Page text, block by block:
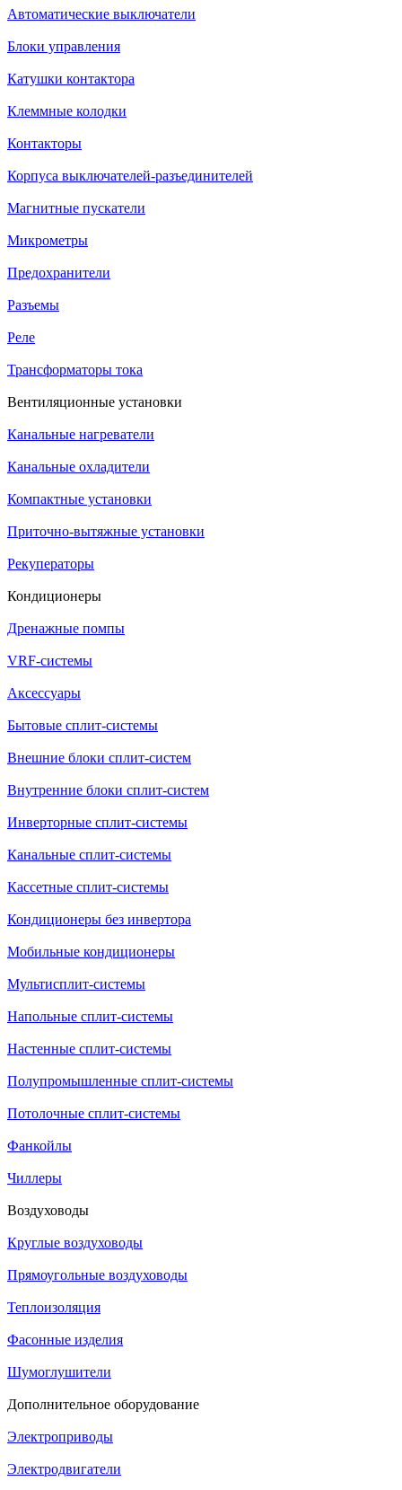
Автоматические выключатели
Блоки управления
Катушки контактора
Клеммные колодки
Контакторы
Корпуса выключателей-разъединителей
Магнитные пускатели
Микрометры
Предохранители
Разъемы
Реле
Трансформаторы тока
Вентиляционные установки
Канальные нагреватели
Канальные охладители
Компактные установки
Приточно-вытяжные установки
Рекуператоры
Кондиционеры
Дренажные помпы
VRF-системы
Аксессуары
Бытовые сплит-системы
Внешние блоки сплит-систем
Внутренние блоки сплит-систем
Инверторные сплит-системы
Канальные сплит-системы
Кассетные сплит-системы
Кондиционеры без инвертора
Мобильные кондиционеры
Мультисплит-системы
Напольные сплит-системы
Настенные сплит-системы
Полупромышленные сплит-системы
Потолочные сплит-системы
Фанкойлы
Чиллеры
Воздуховоды
Круглые воздуховоды
Прямоугольные воздуховоды
Теплоизоляция
Фасонные изделия
Шумоглушители
Дополнительное оборудование
Электроприводы
Электродвигатели